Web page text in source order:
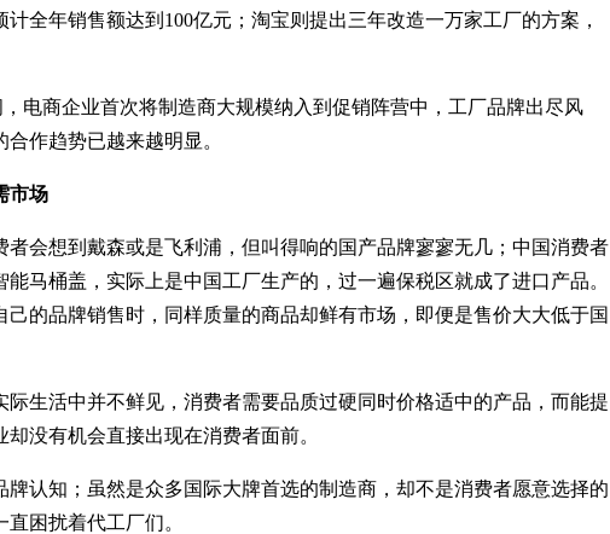
全年销售额达到100亿元；淘宝则提出三年改造一万家工厂的方案，
电商企业首次将制造商大规模纳入到促销阵营中，工厂品牌出尽风
作趋势已越来越明显。
市场
想到戴森或是飞利浦，但叫得响的国产品牌寥寥无几；中国消费者
马桶盖，实际上是中国工厂生产的，过一遍保税区就成了进口产品。
己的品牌销售时，同样质量的商品却鲜有市场，即便是售价大大低于国
活中并不鲜见，消费者需要品质过硬同时价格适中的产品，而能提
没有机会直接出现在消费者面前。
知；虽然是众多国际大牌首选的制造商，却不是消费者愿意选择的
困扰着代工厂们。